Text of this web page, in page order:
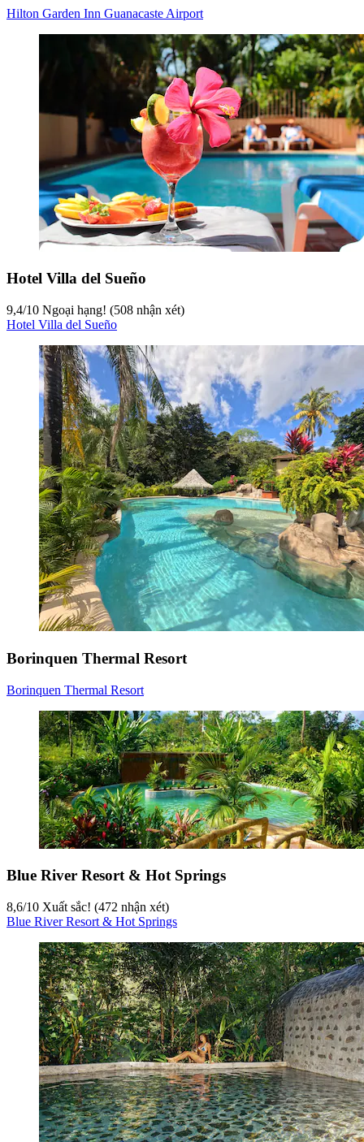
Hilton Garden Inn Guanacaste Airport
Hotel Villa del Sueño
9,4/10 Ngoại hạng! (508 nhận xét)
Hotel Villa del Sueño
Borinquen Thermal Resort
Borinquen Thermal Resort
Blue River Resort & Hot Springs
8,6/10 Xuất sắc! (472 nhận xét)
Blue River Resort & Hot Springs